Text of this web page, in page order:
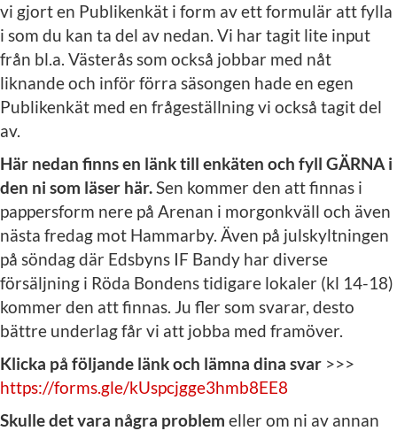
vi gjort en Publikenkät i form av ett formulär att fylla
i som du kan ta del av nedan. Vi har tagit lite input
från bl.a. Västerås som också jobbar med nåt
liknande och inför förra säsongen hade en egen
Publikenkät med en frågeställning vi också tagit del
av.
Här nedan finns en länk till enkäten och fyll GÄRNA i
den ni som läser här.Sen kommer den att finnas i
pappersform nere på Arenan i morgonkväll och även
nästa fredag mot Hammarby. Även på julskyltningen
på söndag där Edsbyns IF Bandy har diverse
försäljning i Röda Bondens tidigare lokaler (kl 14-18)
kommer den att finnas. Ju fler som svarar, desto
bättre underlag får vi att jobba med framöver.
Klicka på följande länk och lämna dina svar >>>
https://forms.gle/kUspcjgge3hmb8EE8
Skulle det vara några problem eller om ni av annan